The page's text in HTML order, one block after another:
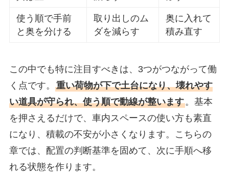
使う順で手前
と奥を分ける
取り出しのム
ダを減らす
奥に入れて
積み直す
この中でも特に注目すべきは、3つがつながって働
く点です。 重い荷物が下で土台になり、壊れやす
い道具が守られ、使う順で動線が整います。基本
を押さえるだけで、車内スペースの使い方も素直
になり、積載の不安が小さくなります。こちらの
章では、配置の判断基準を固めて、次に手順へ移
れる状態を作ります。